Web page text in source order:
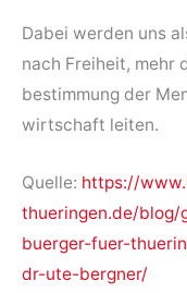
Dabei werden uns
nach Freiheit, mehr
bestimmung der
wirtschaft leiten.
Quelle: https://
thueringen.de/blog/
buerger-fuer-
dr-ute-bergner/